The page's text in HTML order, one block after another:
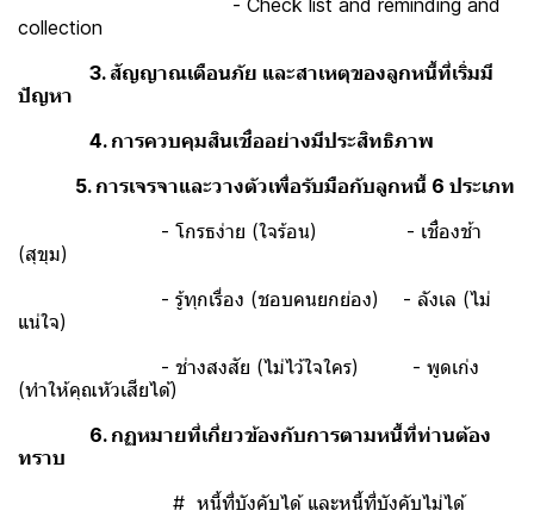
- Check list and reminding and
collection
3. สัญญาณเตือนภัย และสาเหตุของลูกหนี้ที่เริ่มมี
ปัญหา
4. การควบคุมสินเชื่ออย่างมีประสิทธิภาพ
5. การเจรจาและวางตัวเพื่อรับมือกับลูกหนี้ 6 ประเภท
- โกรธง่าย (ใจร้อน) - เชื่องช้า
(สุขุม)
- รู้ทุกเรื่อง (ชอบคนยกย่อง) - ลังเล (ไม่
แน่ใจ)
- ช่างสงสัย (ไม่ไว้ใจใคร) - พูดเก่ง
(ทำให้คุณหัวเสียได้)
6. กฏหมายที่เกี่ยวข้องกับการตามหนี้ที่ท่านต้อง
ทราบ
# หนี้ที่บังคับได้ และหนี้ที่บังคับไม่ได้